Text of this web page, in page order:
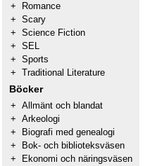
+
Romance
+ Scary
+ Science Fiction
+ SEL
+ Sports
+ Traditional Literature
Böcker
+ Allmänt och blandat
+ Arkeologi
+
Biografi med genealogi
+
Bok- och biblioteksväsen
+
Ekonomi och näringsväsen